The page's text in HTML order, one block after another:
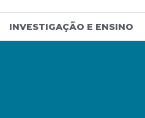
INVESTIGAÇÃO E ENSINO